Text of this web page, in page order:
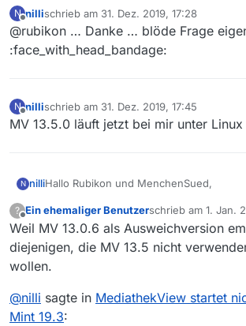
Wo finde ich
which ffmpeg
und wenn nicht,
N
Offline
nillischrieb am 31. Dez. 2019, 17:28
zuletzt editiert von
@rubikon … Danke … blöde Frage
:face_with_head_bandage:
N
Offline
nillischrieb am 31. Dez. 2019, 17:45
zuletzt editiert von
MV 13.5.0 läuft jetzt bei mir unter
N nilliHallo Rubikon und MenchenSued,
Vielen Dank für die Hilfe !
nils@X220x:~$ /usr/lib/jvm/
JavaFX wurde nicht im
Falls Sie Linux nutzen,
oder nutzen Sie eine eigene
Ist leider auch nicht erfolgreich. das
nils@X220x:~$ echo $JAVA_HOME
?
Offline
Ein ehemaliger Benutzerschrieb am 1. Jan.
zuletzt editiert von
Weil MV 13.0.6 als Ausweichversion
diejenigen, die MV 13.5 nicht
wollen.
@nilli sagte in MediathekView startet
Mint 19.3: